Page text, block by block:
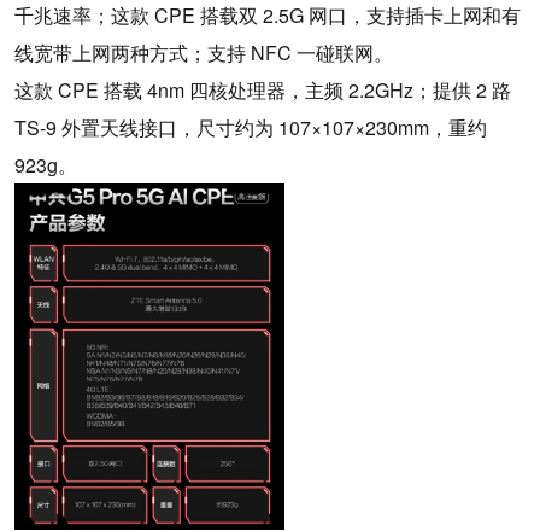
千兆速率；这款 CPE 搭载双 2.5G 网口，支持插卡上网和有
线宽带上网两种方式；支持 NFC 一碰联网。
这款 CPE 搭载 4nm 四核处理器，主频 2.2GHz；提供 2 路
TS-9 外置天线接口，尺寸约为 107×107×230mm，重约
923g。